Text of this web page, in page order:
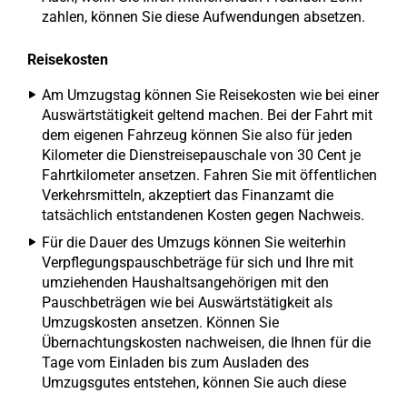
zahlen, können Sie diese Aufwendungen absetzen.
Reisekosten
Am Umzugstag können Sie Reisekosten wie bei einer
Auswärtstätigkeit geltend machen. Bei der Fahrt mit
dem eigenen Fahrzeug können Sie also für jeden
Kilometer die Dienstreisepauschale von 30 Cent je
Fahrtkilometer ansetzen. Fahren Sie mit öffentlichen
Verkehrsmitteln, akzeptiert das Finanzamt die
tatsächlich entstandenen Kosten gegen Nachweis.
Für die Dauer des Umzugs können Sie weiterhin
Verpflegungspauschbeträge für sich und Ihre mit
umziehenden Haushaltsangehörigen mit den
Pauschbeträgen wie bei Auswärtstätigkeit als
Umzugskosten ansetzen. Können Sie
Übernachtungskosten nachweisen, die Ihnen für die
Tage vom Einladen bis zum Ausladen des
Umzugsgutes entstehen, können Sie auch diese